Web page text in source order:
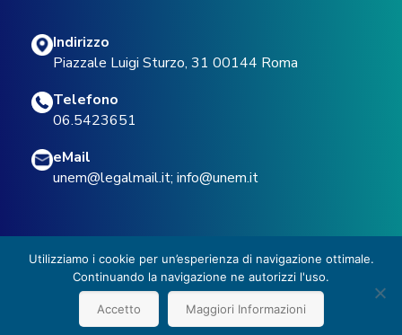
Indirizzo
Piazzale Luigi Sturzo, 31 00144 Roma
Telefono
06.5423651
eMail
unem@legalmail.it; info@unem.it
© 2022 UNEM -Privacy Policy
Design with byApptoyou Group
Utilizziamo i cookie per un’esperienza di navigazione ottimale.
Continuando la navigazione ne autorizzi l'uso.
Accetto Maggiori Informazioni